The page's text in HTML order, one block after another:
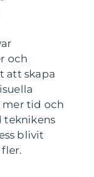
och
att skapa
mer tid och
teknikens
blivit